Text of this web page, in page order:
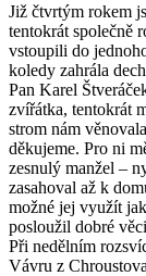
Již čtvrtým rokem
tentokrát společně
vstoupili do
koledy zahrála
Pan Karel
zvířátka, tentokrát
strom nám
děkujeme. Pro ni
zesnulý manžel –
zasahoval až k
možné jej využít
posloužil dobré
Při nedělním
Vávru z